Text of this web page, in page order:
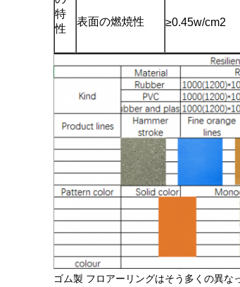
特
性
表面の燃焼性 ≥0.45w/cm2
ゴム製 フロアーリングはそう多くの異